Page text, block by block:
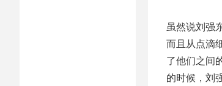
虽然说刘强
而且从点滴
了他们之间
的时候，刘